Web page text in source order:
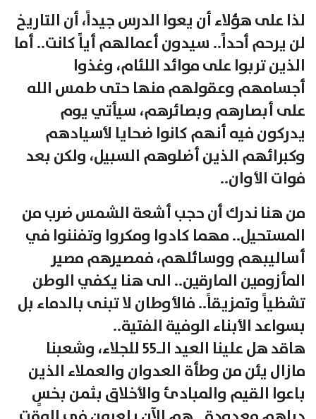
لذا على هؤلاء أن يعوا الدرس جيداً، أن التاريخ
لن يرحم أحداً.. سيدون أعمالهم أياً كانت.. أما
الذين تربوا على موائد اللئام، وغذوا
أجسامهم وعقولهم منها حتى طمس الله
على أبصارهم وبصائرهم، سيأتي يوم
يدركون فيه أنهم كانوا ضحايا لأسيادهم
وكبرائهم الذين أضلوهم السبيل، ولكن بعد
فوات الأوان..
من هنا ندرك أن حجب أشعة الشمس ضرب من
المستحيل.. مهما كادوا ومكروا وتفننوا في
أساليبهم ووسائلهم، فمصيرهم مصير
المأزومين المارقين.. الى هنا يكفي الوطن
تشظياً وتمزيقاً.. فالأوطان لا تبنى بالدماء بل
بسواعد الأبناء الوفية الفتية..
هاقد هل علينا العيد الـ55 للجلاء، وشعبنا
مازال يئن من وطأة العدوان والعملاء الذين
باعوا القيم والمبادئ والأخلاق بثمن بخسٍ